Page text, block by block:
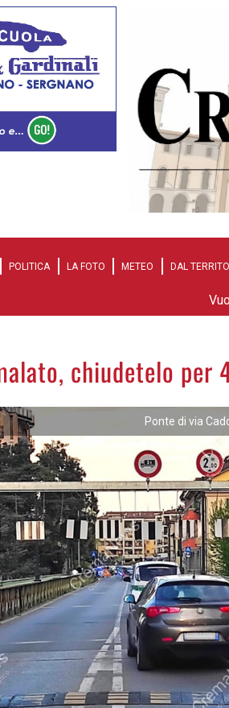
POLITICA LA FOTO METEO DAL
chiudetelo per
Ponte di via